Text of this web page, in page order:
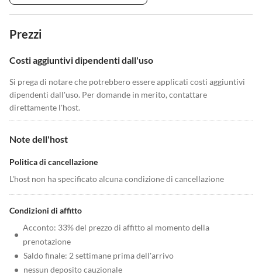
Prezzi
Costi aggiuntivi dipendenti dall'uso
Si prega di notare che potrebbero essere applicati costi aggiuntivi
dipendenti dall'uso. Per domande in merito, contattare
direttamente l'host.
Note dell'host
Politica di cancellazione
L'host non ha specificato alcuna condizione di cancellazione
Condizioni di affitto
•
Acconto: 33% del prezzo di affitto al momento della
prenotazione
• Saldo finale: 2 settimane prima dell'arrivo
• nessun deposito cauzionale